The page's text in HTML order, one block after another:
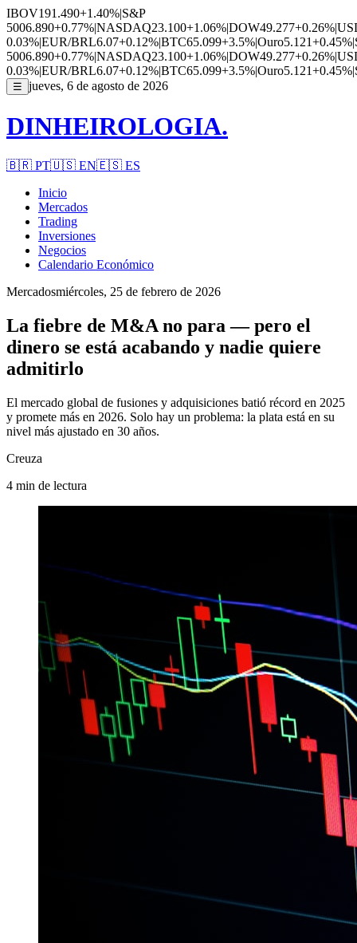
IBOV191.490+1.40%|S&P
5006.890+0.77%|NASDAQ23.100+1.06%|DOW49.277+0.26%|
0.03%|EUR/BRL6.07+0.12%|BTC65.099+3.5%|Ouro5.121+0.45%|
5006.890+0.77%|NASDAQ23.100+1.06%|DOW49.277+0.26%|
0.03%|EUR/BRL6.07+0.12%|BTC65.099+3.5%|Ouro5.121+0.45%|
☰ jueves, 6 de agosto de 2026
DINHEIROLOGIA.
🇧🇷 PT🇺🇸 EN🇪🇸 ES
Inicio
Mercados
Trading
Inversiones
Negocios
Calendario Económico
Mercadosmiércoles, 25 de febrero de 2026
La fiebre de M&A no para — pero el
dinero se está acabando y nadie quiere
admitirlo
El mercado global de fusiones y adquisiciones batió récord en 2025
y promete más en 2026. Solo hay un problema: la plata está en su
nivel más ajustado en 30 años.
Creuza
4 min de lectura